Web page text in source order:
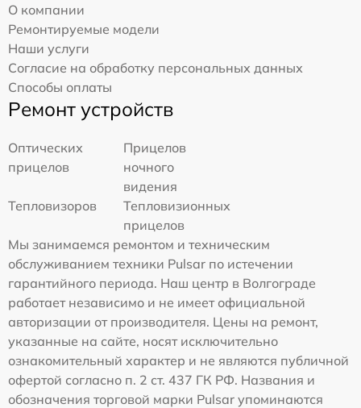
О компании
Ремонтируемые модели
Наши услуги
Согласие на обработку персональных данных
Способы оплаты
Ремонт устройств
Оптических
прицелов
Прицелов
ночного
видения
Тепловизоров
Тепловизионных
прицелов
Мы занимаемся ремонтом и техническим
обслуживанием техники Pulsar по истечении
гарантийного периода. Наш центр в Волгограде
работает независимо и не имеет официальной
авторизации от производителя. Цены на ремонт,
указанные на сайте, носят исключительно
ознакомительный характер и не являются публичной
офертой согласно п. 2 ст. 437 ГК РФ. Названия и
обозначения торговой марки Pulsar упоминаются